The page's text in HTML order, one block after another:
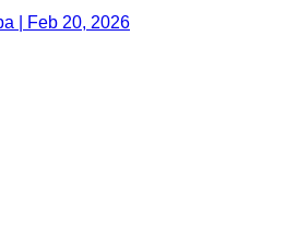
| Feb 20, 2026